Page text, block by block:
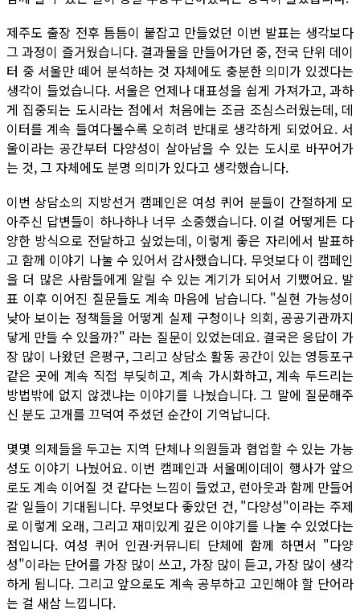
제주도 출장 전후 틈틈이 붙잡고 만들었던 이번 발표는 생각보다
그 과정이 즐거웠습니다. 결과물을 만들어가던 중, 전국 단위 데이
터 중 서울만 떼어 분석하는 것 자체에도 충분한 의미가 있겠다는
생각이 들었습니다. 서울은 언제나 대표성을 쉽게 가져가고, 과하
게 집중되는 도시라는 점에서 처음에는 조금 조심스러웠는데, 데
이터를 계속 들여다볼수록 오히려 반대로 생각하게 되었어요. 서
울이라는 공간부터 다양성이 살아남을 수 있는 도시로 바꾸어가
는 것, 그 자체에도 분명 의미가 있다고 생각했습니다.
이번 상담소의 지방선거 캠페인은 여성 퀴어 분들이 간절하게 모
아주신 답변들이 하나하나 너무 소중했습니다. 이걸 어떻게든 다
양한 방식으로 전달하고 싶었는데, 이렇게 좋은 자리에서 발표하
고 함께 이야기 나눌 수 있어서 감사했습니다. 무엇보다 이 캠페인
을 더 많은 사람들에게 알릴 수 있는 계기가 되어서 기뻤어요. 발
표 이후 이어진 질문들도 계속 마음에 남습니다. "실현 가능성이
낮아 보이는 정책들을 어떻게 실제 구청이나 의회, 공공기관까지
닿게 만들 수 있을까?" 라는 질문이 있었는데요. 결국은 응답이 가
장 많이 나왔던 은평구, 그리고 상담소 활동 공간이 있는 영등포구
같은 곳에 계속 직접 부딪히고, 계속 가시화하고, 계속 두드리는
방법밖에 없지 않겠냐는 이야기를 나눴습니다. 그 말에 질문해주
신 분도 고개를 끄덕여 주셨던 순간이 기억납니다.
몇몇 의제들을 두고는 지역 단체나 의원들과 협업할 수 있는 가능
성도 이야기 나눴어요. 이번 캠페인과 서울메이데이 행사가 앞으
로도 계속 이어질 것 같다는 느낌이 들었고, 런아웃과 함께 만들어
갈 일들이 기대됩니다. 무엇보다 좋았던 건, "다양성"이라는 주제
로 이렇게 오래, 그리고 재미있게 깊은 이야기를 나눌 수 있었다는
점입니다. 여성 퀴어 인권·커뮤니티 단체에 함께 하면서 "다양
성"이라는 단어를 가장 많이 쓰고, 가장 많이 듣고, 가장 많이 생각
하게 됩니다. 그리고 앞으로도 계속 공부하고 고민해야 할 단어라
는 걸 새삼 느낍니다.